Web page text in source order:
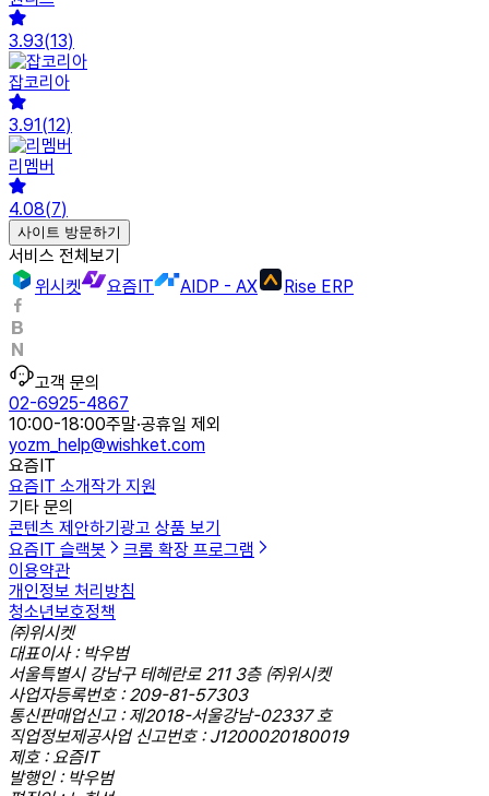
3.93(13)
잡코리아
3.91(12)
리멤버
4.08(7)
사이트 방문하기
서비스 전체보기
위시켓
요즘IT AIDP - AX Rise ERP
고객 문의
02-6925-4867
10:00-18:00주말·공휴일 제외
yozm_help@wishket.com
요즘IT
요즘IT 소개작가 지원
기타 문의
콘텐츠 제안하기광고 상품 보기
요즘IT 슬랙봇
크롬 확장 프로그램
이용약관
개인정보 처리방침
청소년보호정책
㈜위시켓
대표이사 : 박우범
서울특별시 강남구 테헤란로 211 3층 ㈜위시켓
사업자등록번호 : 209-81-57303
통신판매업신고 : 제2018-서울강남-02337 호
직업정보제공사업 신고번호 : J1200020180019
제호 : 요즘IT
발행인 : 박우범